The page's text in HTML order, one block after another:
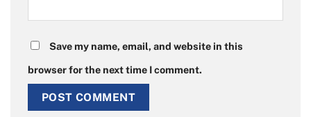
Save my name, email, and website in this
browser for the next time I comment.